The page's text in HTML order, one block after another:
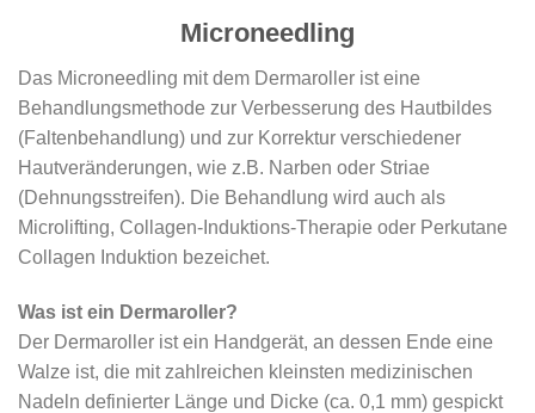
Microneedling
Das Microneedling mit dem Dermaroller ist eine
Behandlungsmethode zur Verbesserung des Hautbildes
(Faltenbehandlung) und zur Korrektur verschiedener
Hautveränderungen, wie z.B. Narben oder Striae
(Dehnungsstreifen). Die Behandlung wird auch als
Microlifting, Collagen-Induktions-Therapie oder Perkutane
Collagen Induktion bezeichet.
Was ist ein Dermaroller?
Der Dermaroller ist ein Handgerät, an dessen Ende eine
Walze ist, die mit zahlreichen kleinsten medizinischen
Nadeln definierter Länge und Dicke (ca. 0,1 mm) gespickt